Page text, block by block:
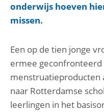
onderwijs hoeven
missen.
Een op de tien jonge
ermee geconfronteerd
menstruatieproducten
naar Rotterdamse
leerlingen in het